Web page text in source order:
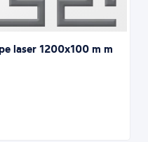
laser 1200x100 m m